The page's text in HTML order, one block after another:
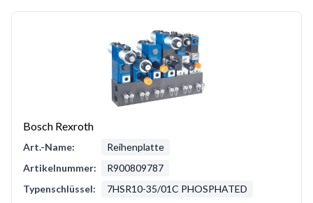
Bosch Rexroth
Art.-Name:
Reihenplatte
Artikelnummer:
R900809787
Typenschlüssel:
7HSR10-35/01C PHOSPHATED